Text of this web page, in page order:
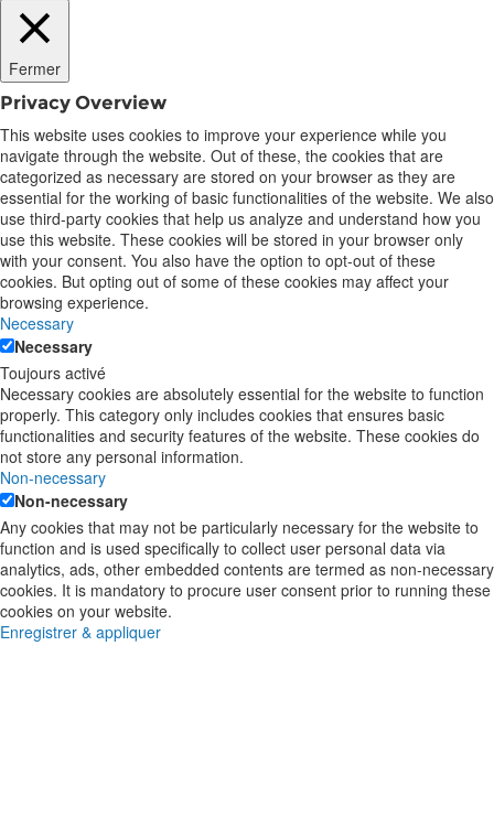
Fermer
Privacy Overview
This website uses cookies to improve your experience while you
navigate through the website. Out of these, the cookies that are
categorized as necessary are stored on your browser as they are
essential for the working of basic functionalities of the website. We also
use third-party cookies that help us analyze and understand how you
use this website. These cookies will be stored in your browser only
with your consent. You also have the option to opt-out of these
cookies. But opting out of some of these cookies may affect your
browsing experience.
Necessary
Necessary
Toujours activé
Necessary cookies are absolutely essential for the website to function
properly. This category only includes cookies that ensures basic
functionalities and security features of the website. These cookies do
not store any personal information.
Non-necessary
Non-necessary
Any cookies that may not be particularly necessary for the website to
function and is used specifically to collect user personal data via
analytics, ads, other embedded contents are termed as non-necessary
cookies. It is mandatory to procure user consent prior to running these
cookies on your website.
Enregistrer & appliquer